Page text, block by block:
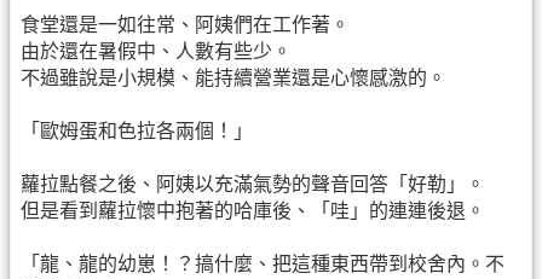
食堂還是一如往常、阿姨們在工作著。
由於還在暑假中、人數有些少。
不過雖說是小規模、能持續營業還是心懷感激的。
「歐姆蛋和色拉各兩個！」
蘿拉點餐之後、阿姨以充滿氣勢的聲音回答「好勒」。
但是看到蘿拉懷中抱著的哈庫後、「哇」的連連後退。
「龍、龍的幼崽！？搞什麼、把這種東西帶到校舍內。不